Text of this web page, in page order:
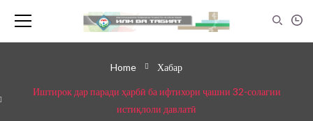
Home Хабар
Иштирок дар паради ҳарбӣ ба ифтихори ҷашни 32-солагии
истиқлоли давлатӣ